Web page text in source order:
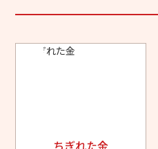
ちぎれた金